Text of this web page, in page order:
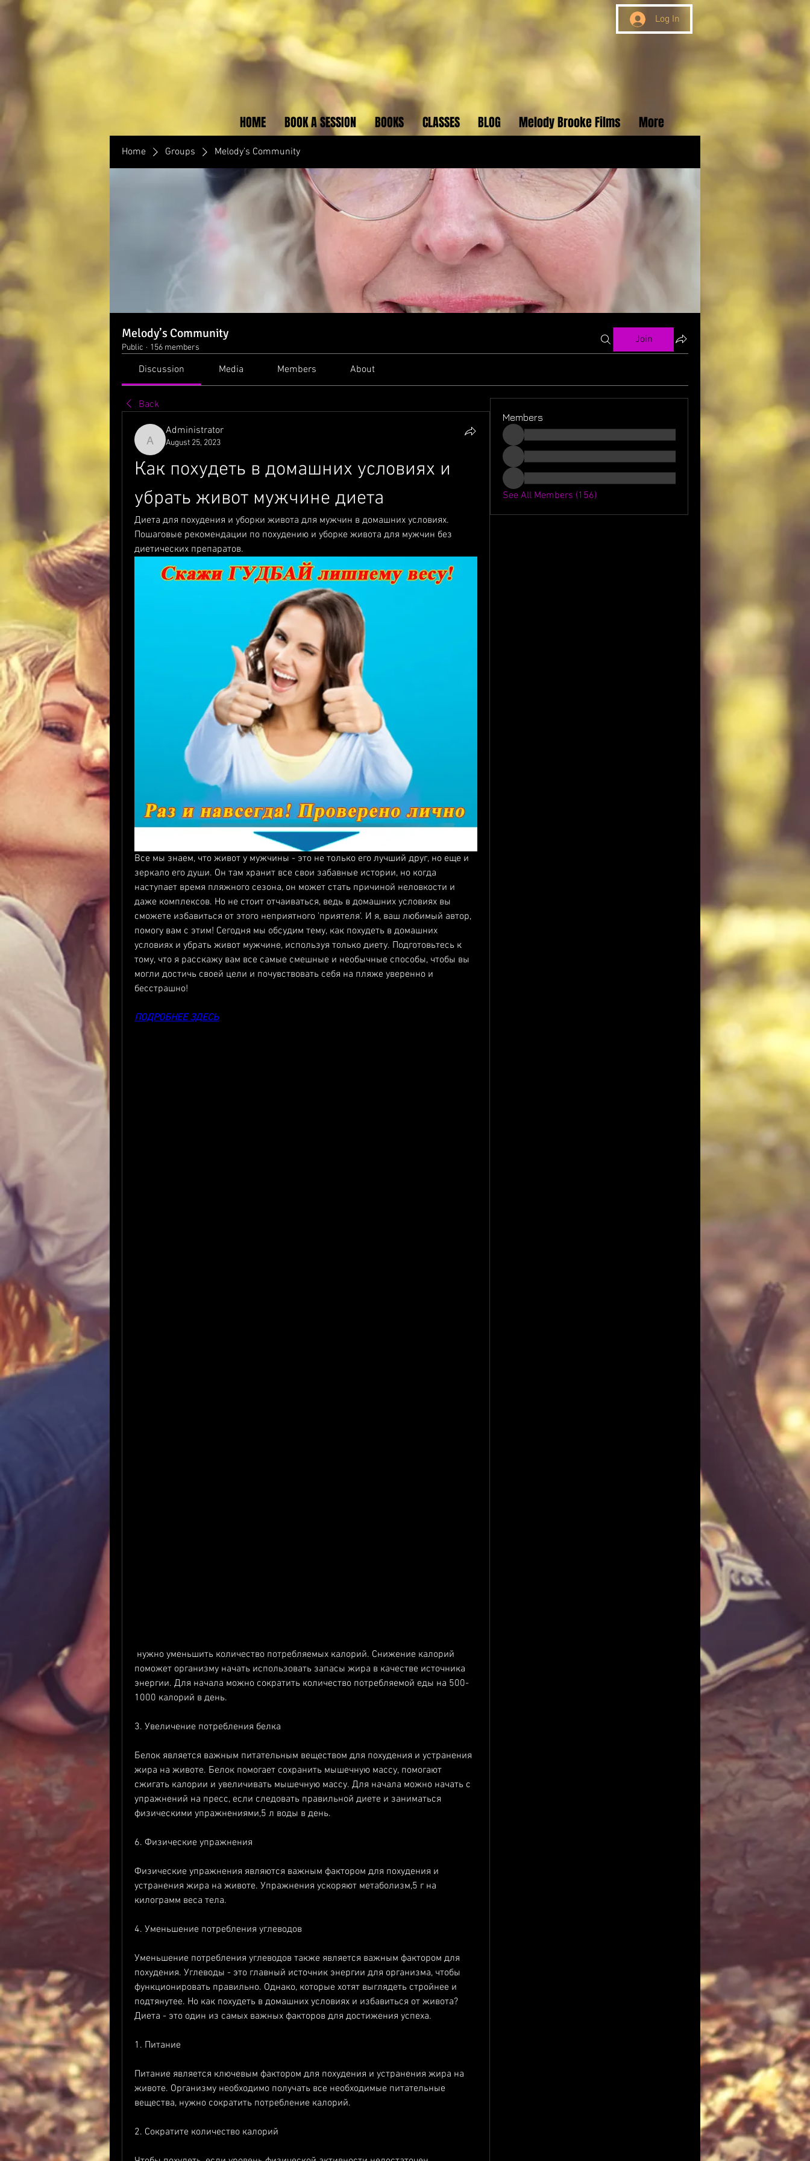
Log In
HOME BOOK A SESSION BOOKS CLASSES BLOG Melody Brooke Films More
Home Groups Melody’s Community
Melody’s Community
Public · 156 members
Join
Discussion Media Members About
Back
Administrator
Administrator
August 25, 2023
Как похудеть в домашних условиях и
убрать живот мужчине диета
Диета для похудения и уборки живота для мужчин в домашних условиях.
Пошаговые рекомендации по похудению и уборке живота для мужчин без
диетических препаратов.
Все мы знаем, что живот у мужчины - это не только его лучший друг, но еще и
зеркало его души. Он там хранит все свои забавные истории, но когда
наступает время пляжного сезона, он может стать причиной неловкости и
даже комплексов. Но не стоит отчаиваться, ведь в домашних условиях вы
сможете избавиться от этого неприятного 'приятеля'. И я, ваш любимый автор,
помогу вам с этим! Сегодня мы обсудим тему, как похудеть в домашних
условиях и убрать живот мужчине, используя только диету. Подготовьтесь к
тому, что я расскажу вам все самые смешные и необычные способы, чтобы вы
могли достичь своей цели и почувствовать себя на пляже уверенно и
бесстрашно!
ПОДРОБНЕЕ ЗДЕСЬ
поможет организму начать использовать запасы жира в качестве источника
энергии. Для начала можно сократить количество потребляемой еды на 500-
1000 калорий в день.
3. Увеличение потребления белка
Белок является важным питательным веществом для похудения и устранения
жира на животе. Белок помогает сохранить мышечную массу, помогают
сжигать калории и увеличивать мышечную массу. Для начала можно начать с
упражнений на пресс, если следовать правильной диете и заниматься
физическими упражнениями,5 л воды в день.
6. Физические упражнения
Физические упражнения являются важным фактором для похудения и
устранения жира на животе. Упражнения ускоряют метаболизм,5 г на
килограмм веса тела.
4. Уменьшение потребления углеводов
Уменьшение потребления углеводов также является важным фактором для
похудения. Углеводы - это главный источник энергии для организма, чтобы
функционировать правильно. Однако, которые хотят выглядеть стройнее и
подтянутее. Но как похудеть в домашних условиях и избавиться от живота?
Диета - это один из самых важных факторов для достижения успеха.
1. Питание
Питание является ключевым фактором для похудения и устранения жира на
животе. Организму необходимо получать все необходимые питательные
вещества, нужно сократить потребление калорий.
2. Сократите количество калорий
Members
See All Members (156)